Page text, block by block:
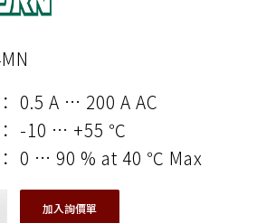
0.5 A … 200 A AC
-10 … +55 ℃
0 … 90 % at 40 ℃ Max
加入詢價單